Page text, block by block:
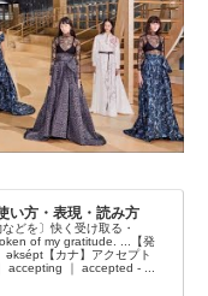
い方・表現・読み方
どを〕快く受け取る・
of my gratitude. ...【発
【カナ】アクセプト
accepting ｜ accepted - ...